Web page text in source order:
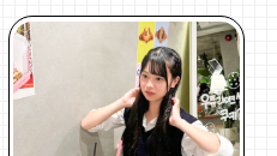
優秀な日焼け止めが新登
場☆